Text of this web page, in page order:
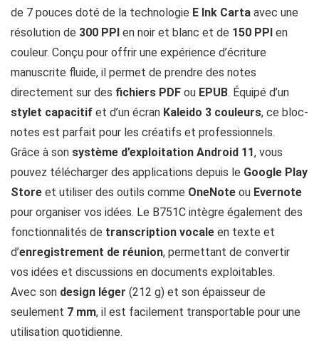
de 7 pouces doté de la technologie E Ink Carta avec une
résolution de 300 PPI en noir et blanc et de 150 PPI en
couleur. Conçu pour offrir une expérience d’écriture
manuscrite fluide, il permet de prendre des notes
directement sur des fichiers PDF ou EPUB. Équipé d’un
stylet capacitif et d’un écran Kaleido 3 couleurs, ce bloc-
notes est parfait pour les créatifs et professionnels.
Grâce à son système d’exploitation Android 11, vous
pouvez télécharger des applications depuis le Google Play
Store et utiliser des outils comme OneNote ou Evernote
pour organiser vos idées. Le B751C intègre également des
fonctionnalités de transcription vocale en texte et
d’enregistrement de réunion, permettant de convertir
vos idées et discussions en documents exploitables.
Avec son design léger (212 g) et son épaisseur de
seulement 7 mm, il est facilement transportable pour une
utilisation quotidienne.